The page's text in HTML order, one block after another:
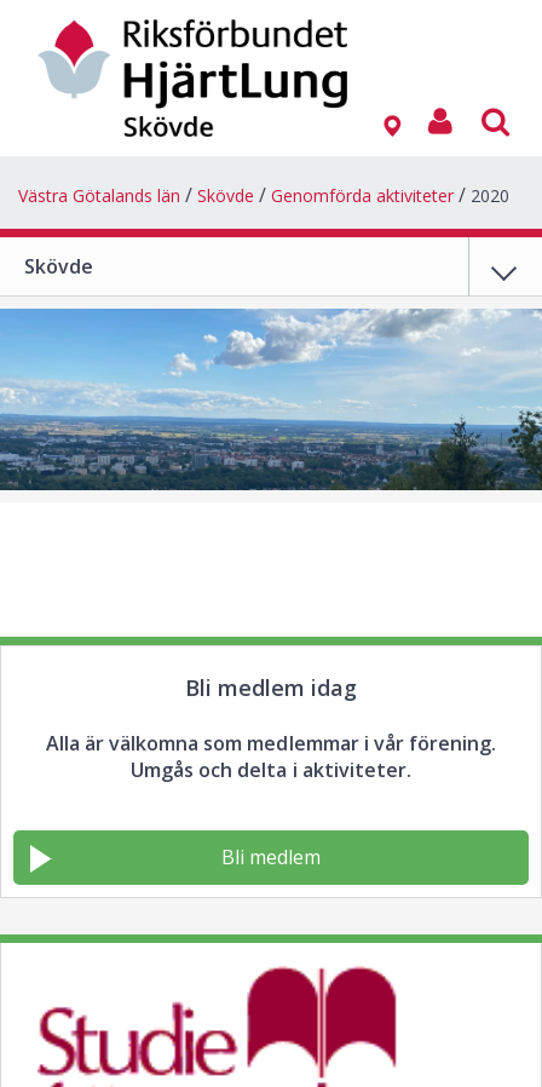
Västra Götalands län Skövde Genomförda aktiviteter 2020
Skövde
Bli medlem idag
Alla är välkomna som medlemmar i vår förening.
Umgås och delta i aktiviteter.
Bli medlem